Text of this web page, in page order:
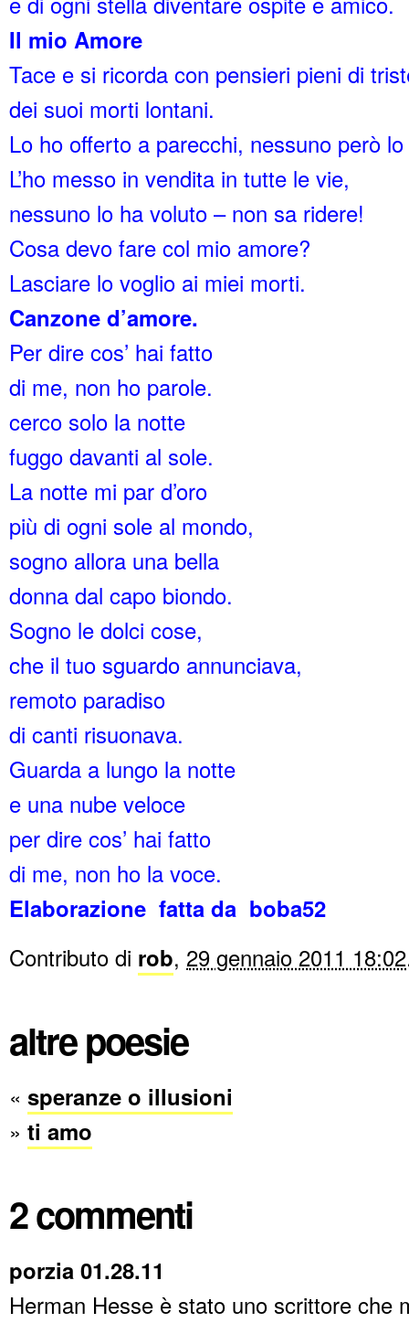
Il mio Amore
Tace e si ricorda con pensieri pieni di
dei suoi morti lontani.
Lo ho offerto a parecchi, nessuno però
L’ho messo in vendita in tutte le vie,
nessuno lo ha voluto – non sa ridere!
Cosa devo fare col mio amore?
Lasciare lo voglio ai miei morti.
Canzone d’amore.
Per dire cos’ hai fatto
di me, non ho parole.
cerco solo la notte
fuggo davanti al sole.
La notte mi par d’oro
più di ogni sole al mondo,
sogno allora una bella
donna dal capo biondo.
Sogno le dolci cose,
che il tuo sguardo annunciava,
remoto paradiso
di canti risuonava.
Guarda a lungo la notte
e una nube veloce
per dire cos’ hai fatto
di me, non ho la voce.
Elaborazione fatta da boba52
Contributo di rob, 29 gennaio 2011 18:02
altre poesie
« speranze o illusioni
» ti amo
2 commenti
porzia 01.28.11
Herman Hesse è stato uno scrittore che